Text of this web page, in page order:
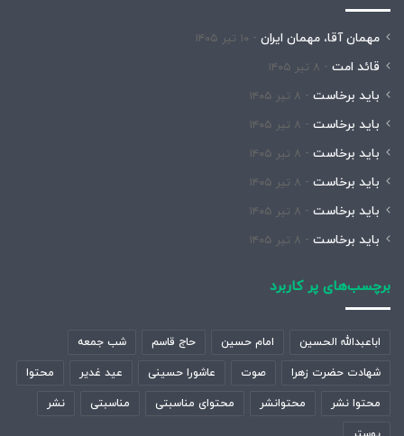
مهمان آقا، مهمان ایران ۱۰ تیر ۱۴۰۵
قائد امت ۸ تیر ۱۴۰۵
باید برخاست ۸ تیر ۱۴۰۵
باید برخاست ۸ تیر ۱۴۰۵
باید برخاست ۸ تیر ۱۴۰۵
باید برخاست ۸ تیر ۱۴۰۵
باید برخاست ۸ تیر ۱۴۰۵
باید برخاست ۸ تیر ۱۴۰۵
برچسب‌های پر کاربرد
اباعبدالله الحسین امام حسین حاج قاسم شب جمعه
شهادت حضرت زهرا صوت عاشورا حسینی عید غدیر محتوا
محتوا نشر محتوانشر محتوای مناسبتی مناسبتی نشر